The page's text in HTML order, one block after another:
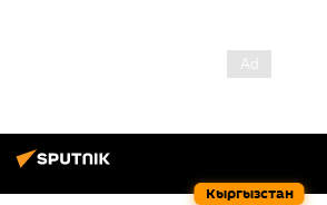
Кыргызстан